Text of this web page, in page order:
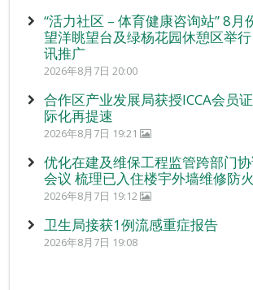
“活力社区 – 体育健康咨询站” 8月
望洋眺望台及绿杨花园休憩区举
讯推广
2026年8月7日 20:00
合作区产业发展局获授ICCA会员
际化再提速
2026年8月7日 19:21
优化在建及维保工程监管跨部门
会议 梳理已入住楼宇外墙维修防
2026年8月7日 19:12
卫生局接获1例流感重症报告
2026年8月7日 19:08